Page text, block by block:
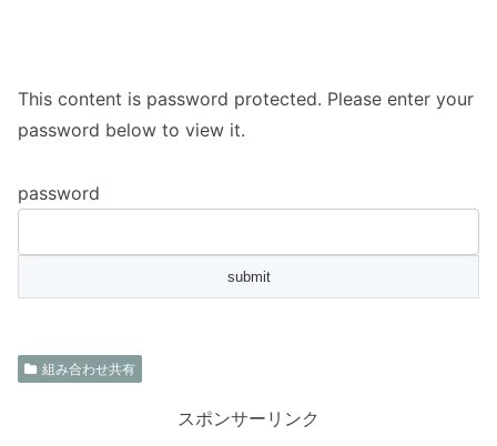
This content is password protected. Please enter your
password below to view it.
password
組み合わせ共有
スポンサーリンク